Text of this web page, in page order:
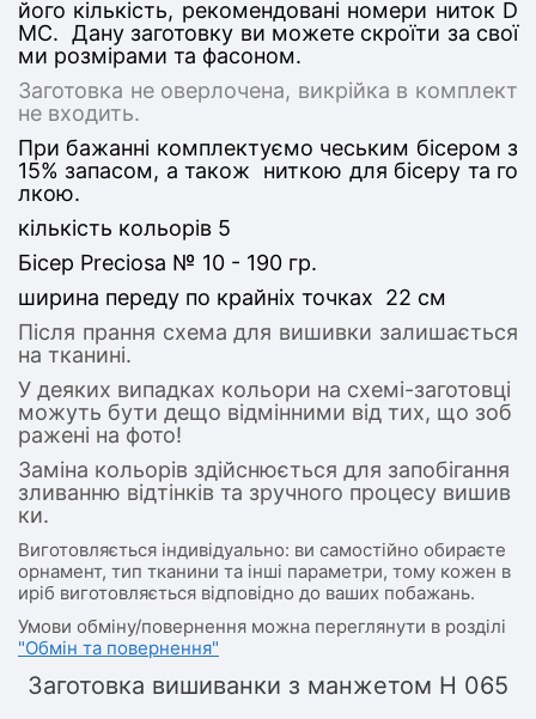
його кількість, рекомендовані номери ниток D
MC. Дану заготовку ви можете скроїти за свої
ми розмірами та фасоном.
Заготовка не оверлочена, викрійка в комплект
не входить.
При бажанні комплектуємо чеським бісером з
15% запасом, а також ниткою для бісеру та го
лкою.
кількість кольорів 5
Бісер Preciosa № 10 - 190 гр.
ширина переду по крайніх точках 22 см
Після прання схема для вишивки залишається
на тканині.
У деяких випадках кольори на схемі-заготовці
можуть бути дещо відмінними від тих, що зоб
ражені на фото!
Заміна кольорів здійснюється для запобігання
зливанню відтінків та зручного процесу вишив
ки.
Виготовляється індивідуально: ви самостійно обираєте
орнамент, тип тканини та інші параметри, тому кожен в
иріб виготовляється відповідно до ваших побажань.
Умови обміну/повернення можна переглянути в розділі
"Обмін та повернення"
Заготовка вишиванки з манжетом Н 065